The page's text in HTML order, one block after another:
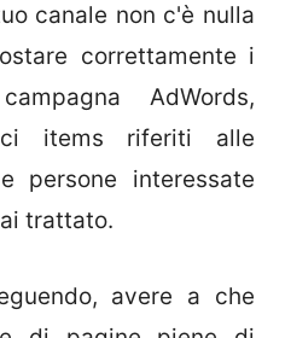
canale non c'è nulla
correttamente i
AdWords,
items riferiti alle
persone interessate
trattato.
avere a che